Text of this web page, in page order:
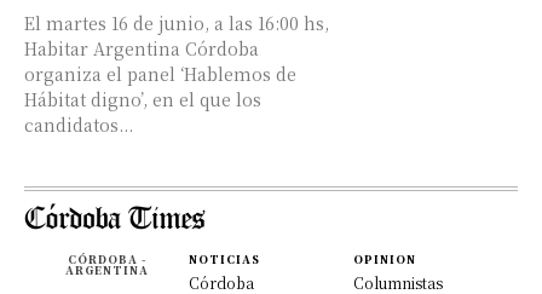
El martes 16 de junio, a las 16:00 hs,
Habitar Argentina Córdoba
organiza el panel ‘Hablemos de
Hábitat digno​’, en el que los
candidatos...
CÓRDOBA -
ARGENTINA
NOTICIAS
Córdoba
OPINION
Columnistas